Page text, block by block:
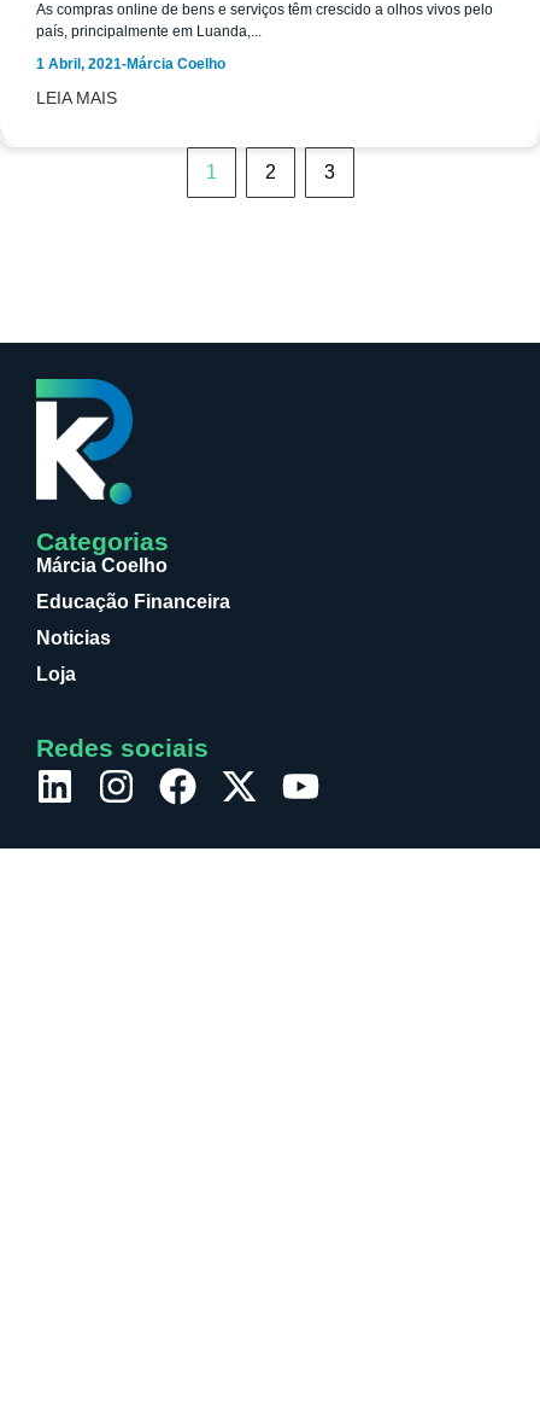
As compras online de bens e serviços têm crescido a olhos vivos pelo
país, principalmente em Luanda,...
1 Abril, 2021-Márcia Coelho
LEIA MAIS
1 2 3
Categorias
Márcia Coelho
Educação Financeira
Noticias
Loja
Redes sociais